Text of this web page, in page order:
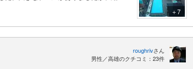
＋7
roughrivさん
男性／高雄のクチコミ：23件